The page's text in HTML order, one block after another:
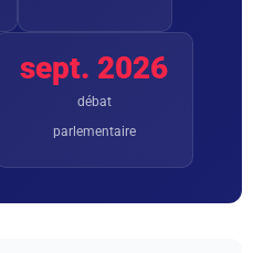
sept. 2026
débat
parlementaire